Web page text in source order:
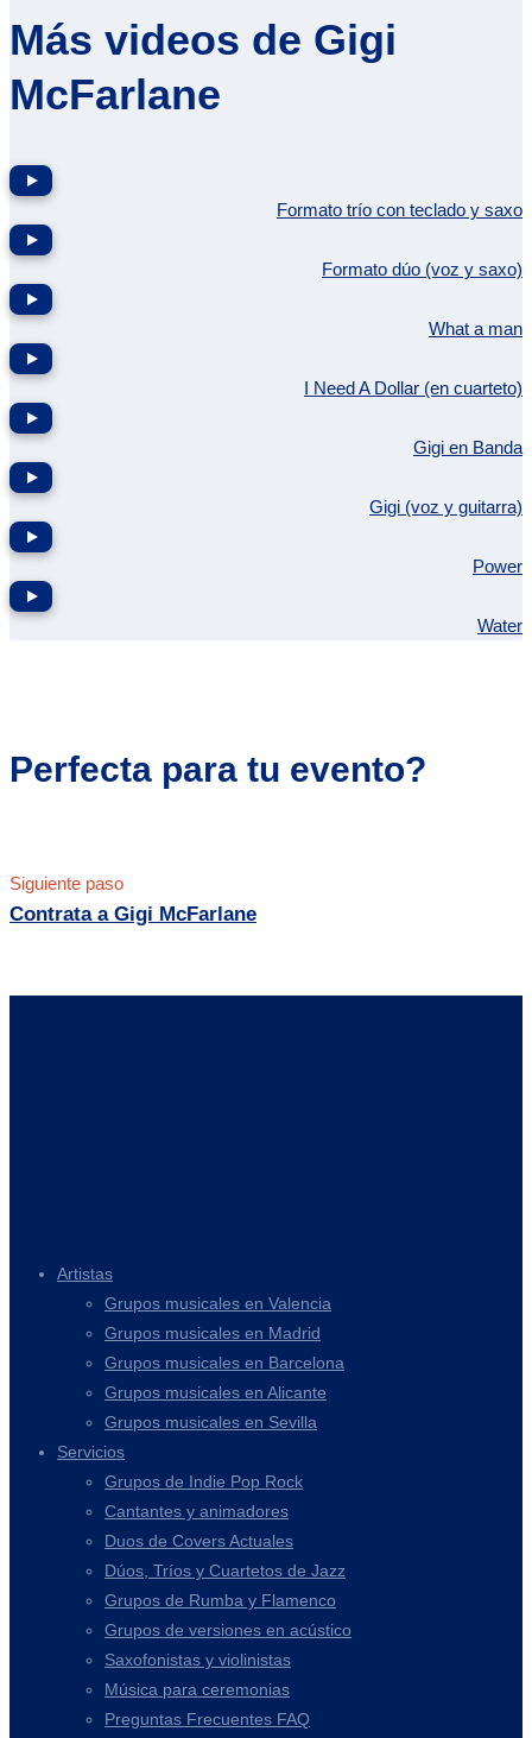
Más videos de Gigi
McFarlane
Formato trío con teclado y saxo
Formato dúo (voz y saxo)
What a man
I Need A Dollar (en cuarteto)
Gigi en Banda
Gigi (voz y guitarra)
Power
Water
Perfecta para tu evento?
Siguiente paso
Contrata a Gigi McFarlane
Artistas
Grupos musicales en Valencia
Grupos musicales en Madrid
Grupos musicales en Barcelona
Grupos musicales en Alicante
Grupos musicales en Sevilla
Servicios
Grupos de Indie Pop Rock
Cantantes y animadores
Duos de Covers Actuales
Dúos, Tríos y Cuartetos de Jazz
Grupos de Rumba y Flamenco
Grupos de versiones en acústico
Saxofonistas y violinistas
Música para ceremonias
Preguntas Frecuentes FAQ